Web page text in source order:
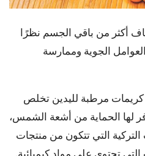
أكثر من باقي الجسم نظرًا
الجوية وممارسة
كريمات مرطبة لليدين تخلص
لها الحماية من أشعة الشمس،
التي تتكون من منتجات
التي تحتوي على مواد كيميائية.